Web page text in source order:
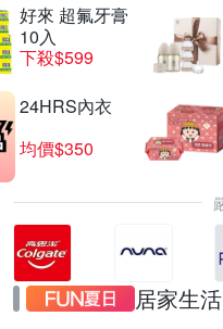
好來 超氟牙膏
10入
下殺$599
24HRS內衣
均價$350
居家生活